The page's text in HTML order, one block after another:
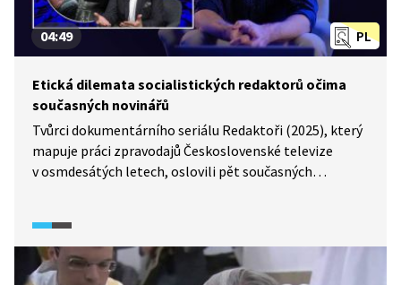
PL
04:49
Etická dilemata socialistických redaktorů očima
současných novinářů
Tvůrci dokumentárního seriálu Redaktoři (2025), který
mapuje práci zpravodajů Československé televize
v osmdesátých letech, oslovili pět současných
Zástupce šéfredaktora zpravodajství ČT Martin
Řezníček, redaktor krajské redakce ve Zlíně Josef
Kvasnička, redaktorka domácí redakce Lea Surovcová,